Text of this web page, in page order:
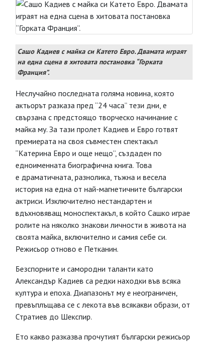
Сашо Кадиев с майка си Катето Евро. Двамата играят
на една сцена в хитовата постановка “Горката
Франция”.
Неслучайно последната голяма новина, която
актьорът разказа пред “24 часа” тези дни, е
свързана с предстоящо творческо начинание с
майка му. За тази пролет Кадиев и Евро готвят
премиерата на своя съвместен спектакъл
“Катерина Евро и още нещо”, създаден по
едноименната биографична книга. Това
е драматичната, разнолика, тъжна и весела
история на една от най-магнетичните български
актриси. Изключително нестандартен и
вдъхновяващ моноспектакъл, в който Сашко играе
ролите на няколко знакови личности в живота на
своята майка, включително и самия себе си.
Режисьор отново е Петканин.
Безспорните и самородни таланти като
Александър Кадиев са редки находки във всяка
култура и епоха. Диапазонът му е неограничен,
превъплъщава се с лекота във всякакви образи, от
Стратиев до Шекспир.
Ето какво разказва прочутият български режисьор